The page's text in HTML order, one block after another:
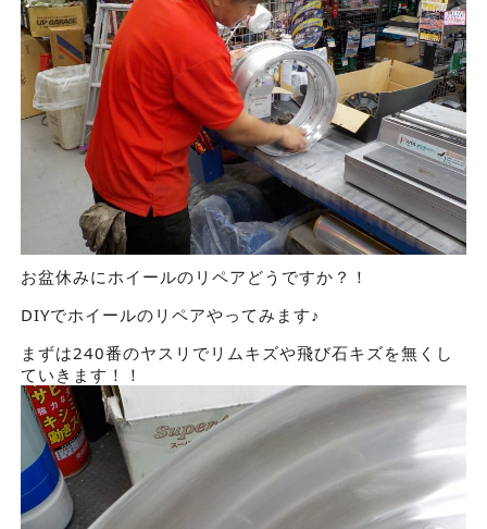
お盆休みにホイールのリペアどうですか？！
DIYでホイールのリペアやってみます♪
まずは240番のヤスリでリムキズや飛び石キズを無くし
ていきます！！